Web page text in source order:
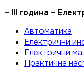
– III година –
Автоматика
Електрични
Електрични
Практична